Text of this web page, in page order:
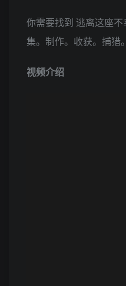
你需要找到 逃离这座不
集。制作。收获。捕猎
视频介绍